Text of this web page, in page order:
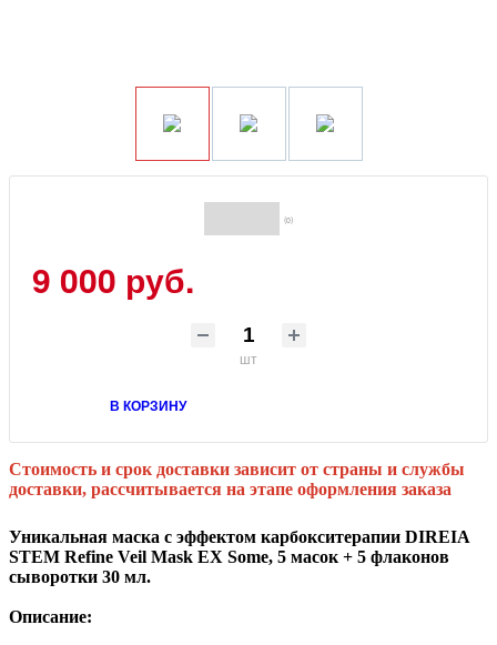
(0)
9 000 руб.
шт
В КОРЗИНУ
Стоимость и срок доставки зависит от страны и службы
доставки, рассчитывается на этапе оформления заказа
Уникальная маска с эффектом карбокситерапии DIREIA
STEM Refine Veil Mask EX Some, 5 масок + 5 флаконов
сыворотки 30 мл.
Описание: